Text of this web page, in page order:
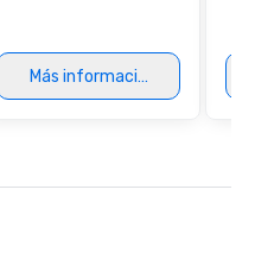
Más información